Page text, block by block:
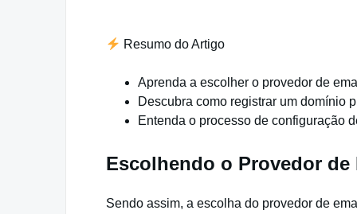
Resumo do Artigo
Aprenda a escolher o provedor de
Descubra como registrar um domínio
Entenda o processo de configuração
Escolhendo o Provedor
Sendo assim, a escolha do provedor de